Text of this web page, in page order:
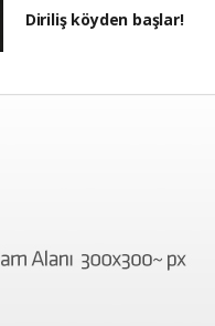
Diriliş köyden başlar!